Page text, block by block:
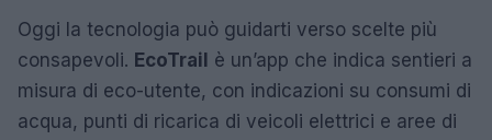
Oggi la tecnologia può guidarti verso scelte più
consapevoli. EcoTrail è un’app che indica sentieri a
misura di eco-utente, con indicazioni su consumi di
acqua, punti di ricarica di veicoli elettrici e aree di